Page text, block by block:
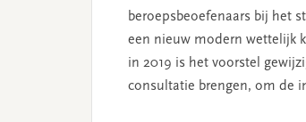
beroepsbeoefenaars bij het
een nieuw modern wettelijk
in 2019 is het voorstel
consultatie brengen, om de